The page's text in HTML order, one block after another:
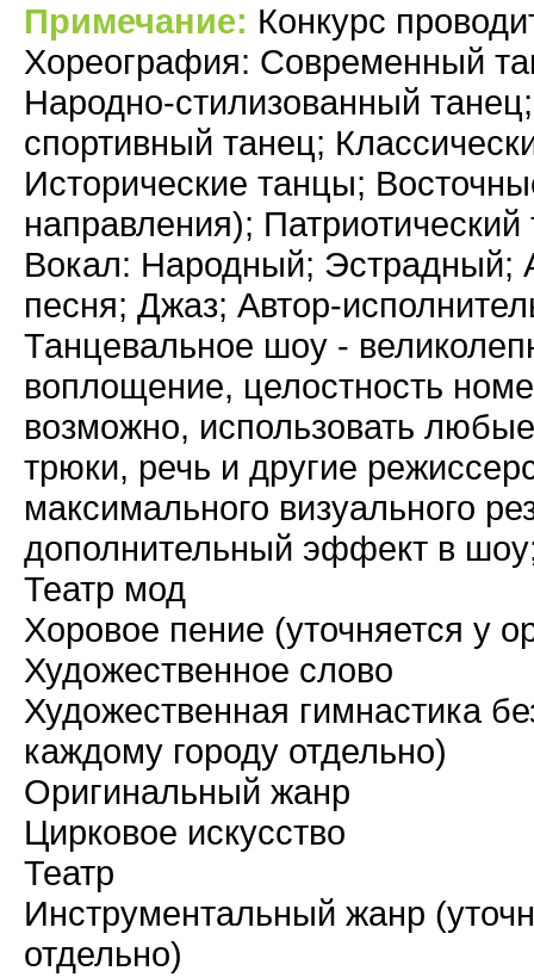
Примечание: Конкурс
Хореография: Современный
Народно-стилизованный
спортивный танец;
Исторические танцы;
направления);
Вокал: Народный; Эстрадный;
песня; Джаз; Автор-
Танцевальное шоу -
воплощение, целостность
возможно, использовать
трюки, речь и другие
максимального визуального
дополнительный эффект в
Театр мод
Хоровое пение (уточняется у
Художественное слово
Художественная гимнастика
каждому городу отдельно)
Оригинальный жанр
Цирковое искусство
Театр
Инструментальный жанр
отдельно)